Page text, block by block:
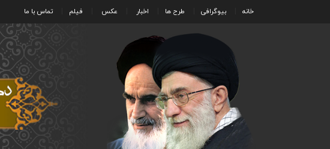
خانه بیوگرافی طرح ها اخبار عکس فیلم تماس با ما